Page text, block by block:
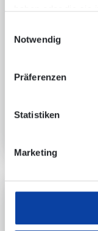
haben oder die sie
Notwendig
Präferenzen
Statistiken
Marketing
Ausflugsziele im